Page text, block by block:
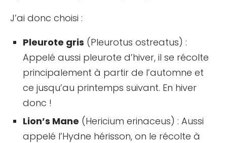
J’ai donc choisi :
Pleurote gris (Pleurotus ostreatus) :
Appelé aussi pleurote d’hiver, il se récolte
principalement à partir de l’automne et
ce jusqu’au printemps suivant. En hiver
donc !
Lion’s Mane (Hericium erinaceus) : Aussi
appelé l’Hydne hérisson, on le récolte à